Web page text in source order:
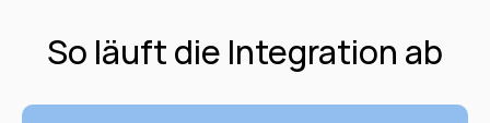
So läuft die Integration ab